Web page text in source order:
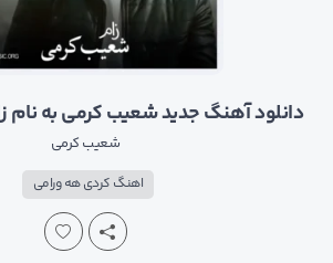
دانلود آهنگ جدید شعیب کرمی به نام
شعیب کرمی
اهنگ کردی هه ورامی